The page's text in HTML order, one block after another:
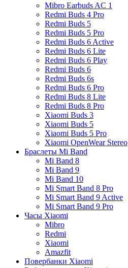
Mibro Earbuds AC 1
Redmi Buds 4 Pro
Redmi Buds 5
Redmi Buds 5 Pro
Redmi Buds 6 Active
Redmi Buds 6 Lite
Redmi Buds 6 Play
Redmi Buds 6
Redmi Buds 6s
Redmi Buds 6 Pro
Redmi Buds 8 Lite
Redmi Buds 8 Pro
Xiaomi Buds 3
Xiaomi Buds 5
Xiaomi Buds 5 Pro
Xiaomi OpenWear Stereo
Браслеты Mi Band
Mi Band 8
Mi Band 9
Mi Band 10
Mi Smart Band 8 Pro
Mi Smart Band 9 Active
Mi Smart Band 9 Pro
Часы Xiaomi
Mibro
Redmi
Xiaomi
Amazfit
Повербанки Xiaomi